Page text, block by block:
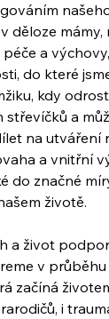
děloze mámy,
a
do které
kdy
a
na utváření
a vnitřní
do značné
životě.
a život
v
začíná
i